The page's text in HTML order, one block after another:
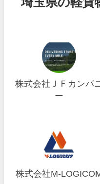
株式会社ＪＦカンパ
ー
株式会社M-